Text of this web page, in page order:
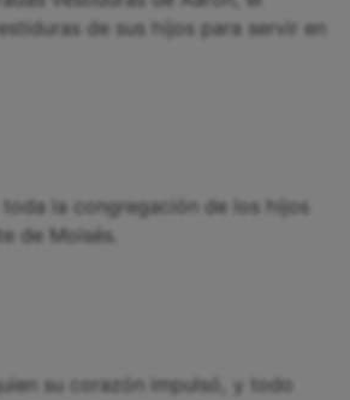
de sus hijos para servir en
toda la congregación de los hijos
de Moisés.
su corazón impulsó, y todo